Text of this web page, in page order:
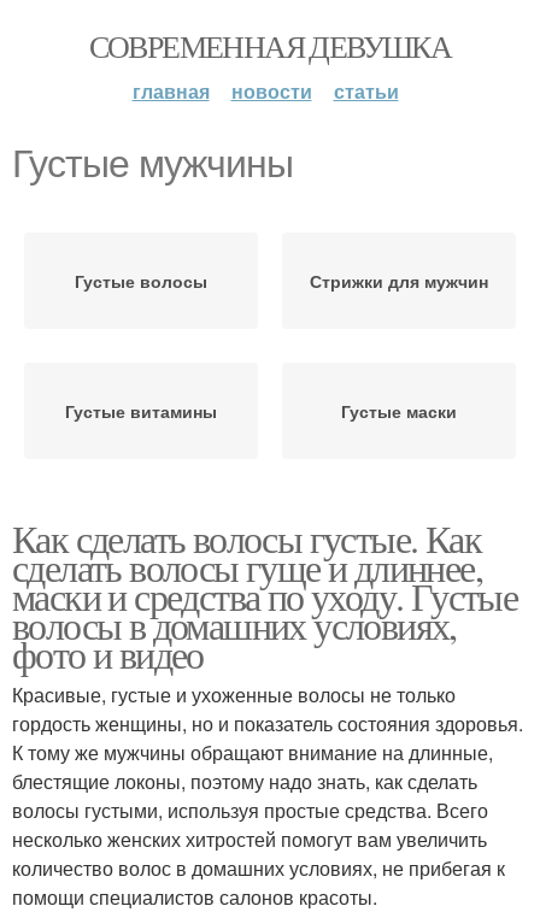
СОВРЕМЕННАЯ ДЕВУШКА
главная новости статьи
Густые мужчины
Густые волосы Стрижки для мужчин
Густые витамины Густые маски
Как сделать волосы густые. Как
сделать волосы гуще и длиннее,
маски и средства по уходу. Густые
волосы в домашних условиях,
фото и видео
Красивые, густые и ухоженные волосы не только
гордость женщины, но и показатель состояния здоровья.
К тому же мужчины обращают внимание на длинные,
блестящие локоны, поэтому надо знать, как сделать
волосы густыми, используя простые средства. Всего
несколько женских хитростей помогут вам увеличить
количество волос в домашних условиях, не прибегая к
помощи специалистов салонов красоты.